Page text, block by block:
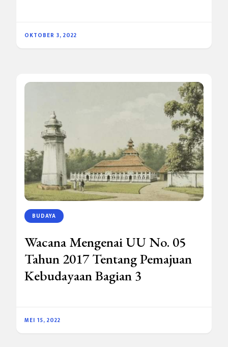
OKTOBER 3, 2022
BUDAYA
Wacana Mengenai UU No. 05
Tahun 2017 Tentang Pemajuan
Kebudayaan Bagian 3
MEI 15, 2022